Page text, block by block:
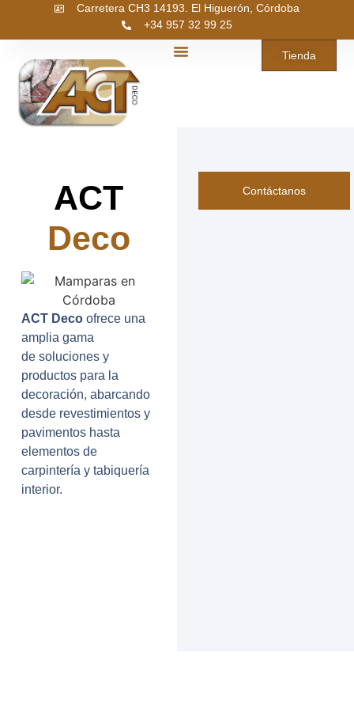
Carretera CH3 14193. El Higuerón, Córdoba
+34 957 32 99 25
Tienda
ACT
Deco
ACT Decoofrece una
amplia gama
de soluciones y
productos para la
decoración, abarcando
desde revestimientos y
pavimentos hasta
elementos de
carpintería y tabiquería
interior.
Contáctanos